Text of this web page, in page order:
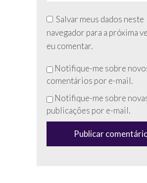
Salvar meus dados neste
navegador para a próxima
eu comentar.
Não
preencha
esse
campo
(anti-
Notifique-me sobre
comentários por e-mail.
Notifique-me sobre
publicações por e-mail.